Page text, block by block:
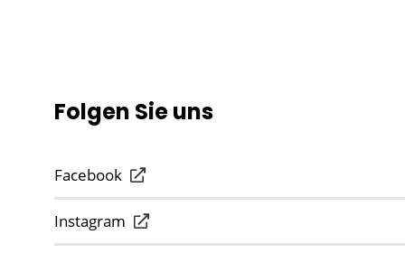
Folgen Sie uns
Facebook
Instagram